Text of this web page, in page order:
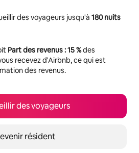
des voyageurs jusqu'à 180 nuits
Part des revenus : 15 %des
recevez d'Airbnb, ce qui est
des revenus.
des voyageurs
résident